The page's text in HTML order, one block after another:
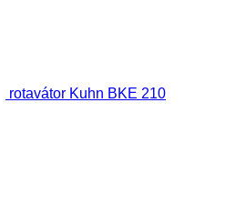
rotavátor Kuhn BKE 210